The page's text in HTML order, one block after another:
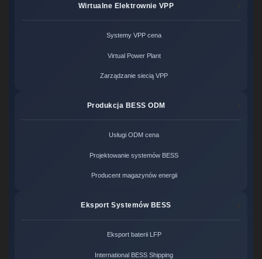
Wirtualne Elektrownie VPP
Systemy VPP cena
Virtual Power Plant
Zarządzanie siecią VPP
Produkcja BESS ODM
Usługi ODM cena
Projektowanie systemów BESS
Producent magazynów energii
Eksport Systemów BESS
Eksport baterii LFP
International BESS Shipping